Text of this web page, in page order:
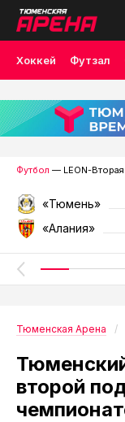
Хоккей Футзал
Лыжные гонки
Скалолазание
Футбол — LEON-Вторая
«Тюмень»
«Алания»
Тюменская Арена
второй